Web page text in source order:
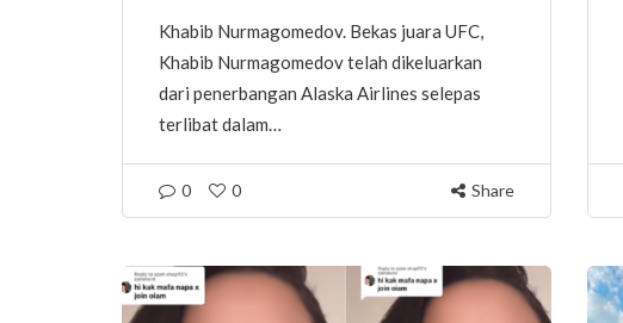
Khabib Nurmagomedov. Bekas juara UFC,
Khabib Nurmagomedov telah dikeluarkan
dari penerbangan Alaska Airlines selepas
terlibat dalam…
0 0 Share